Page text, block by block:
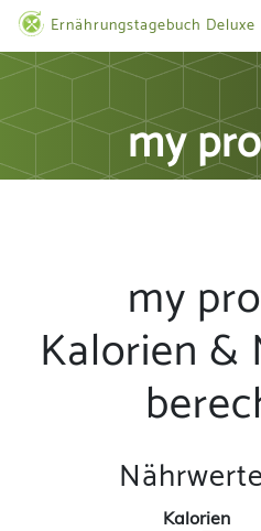
Ernährungstagebuch Deluxe
my
my
Kalorien &
Kalorien